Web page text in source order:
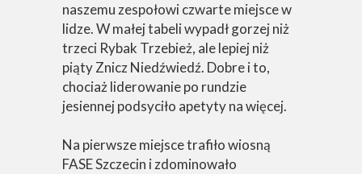
naszemu zespołowi czwarte miejsce w
lidze. W małej tabeli wypadł gorzej niż
trzeci Rybak Trzebież, ale lepiej niż
piąty Znicz Niedźwiedź. Dobre i to,
chociaż liderowanie po rundzie
jesiennej podsyciło apetyty na więcej.
Na pierwsze miejsce trafiło wiosną
FASE Szczecin i zdominowało